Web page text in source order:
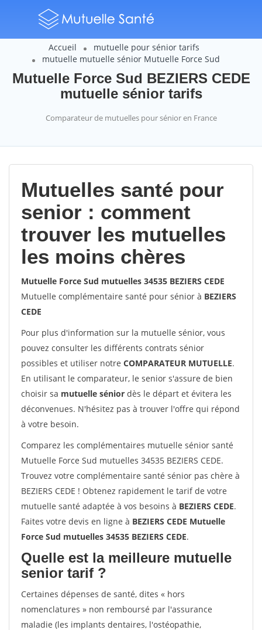
Accueil
mutuelle pour sénior tarifs
mutuelle mutuelle sénior Mutuelle Force Sud
Mutuelle Force Sud BEZIERS CEDE
mutuelle sénior tarifs
Comparateur de mutuelles pour sénior en France
Mutuelles santé pour
senior : comment
trouver les mutuelles
les moins chères
Mutuelle Force Sud mutuelles 34535 BEZIERS CEDE
Mutuelle complémentaire santé pour sénior à BEZIERS
CEDE
Pour plus d'information sur la mutuelle sénior, vous
pouvez consulter les différents contrats sénior
possibles et utiliser notre COMPARATEUR MUTUELLE.
En utilisant le comparateur, le senior s'assure de bien
choisir sa mutuelle sénior dès le départ et évitera les
déconvenues. N'hésitez pas à trouver l'offre qui répond
à votre besoin.
Comparez les complémentaires mutuelle sénior santé
Mutuelle Force Sud mutuelles 34535 BEZIERS CEDE.
Trouvez votre complémentaire santé sénior pas chère à
BEZIERS CEDE ! Obtenez rapidement le tarif de votre
mutuelle santé adaptée à vos besoins à BEZIERS CEDE.
Faites votre devis en ligne à BEZIERS CEDE Mutuelle
Force Sud mutuelles 34535 BEZIERS CEDE.
Quelle est la meilleure mutuelle
senior tarif ?
Certaines dépenses de santé, dites « hors
nomenclatures » non remboursé par l'assurance
maladie (les implants dentaires, l'ostéopathie,